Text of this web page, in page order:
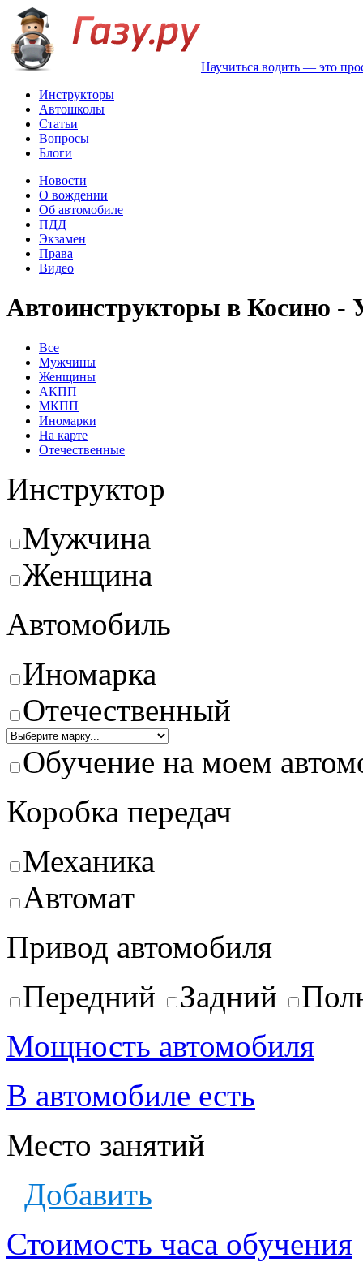
Научиться водить — это
Инструкторы
Автошколы
Статьи
Вопросы
Блоги
Новости
О вождении
Об автомобиле
ПДД
Экзамен
Права
Видео
Автоинструкторы в Косино -
Все
Мужчины
Женщины
АКПП
МКПП
Иномарки
На карте
Отечественные
Инструктор
Мужчина
Женщина
Автомобиль
Иномарка
Отечественный
Обучение на моем
Коробка передач
Механика
Автомат
Привод автомобиля
Передний
Задний
Мощность автомобиля
В автомобиле есть
Место занятий
Добавить
Стоимость часа обучения